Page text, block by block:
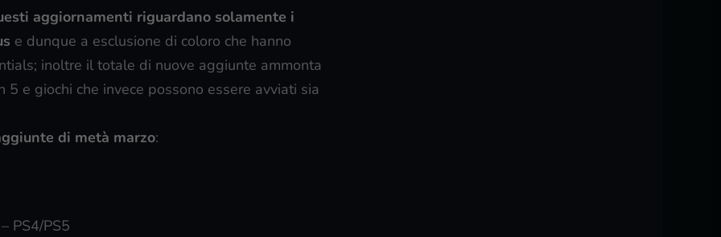
aggiornamenti riguardano solamente i
e dunque a esclusione di coloro che hanno
inoltre il totale di nuove aggiunte ammonta
e giochi che invece possono essere avviati sia
di metà marzo:
– PS4/PS5